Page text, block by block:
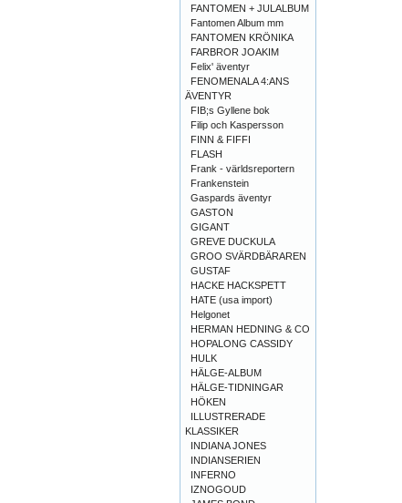
FANTOMEN + JULALBUM
Fantomen Album mm
FANTOMEN KRÖNIKA
FARBROR JOAKIM
Felix' äventyr
FENOMENALA 4:ANS
ÄVENTYR
FIB;s Gyllene bok
Filip och Kaspersson
FINN & FIFFI
FLASH
Frank - världsreportern
Frankenstein
Gaspards äventyr
GASTON
GIGANT
GREVE DUCKULA
GROO SVÄRDBÄRAREN
GUSTAF
HACKE HACKSPETT
HATE (usa import)
Helgonet
HERMAN HEDNING & CO
HOPALONG CASSIDY
HULK
HÄLGE-ALBUM
HÄLGE-TIDNINGAR
HÖKEN
ILLUSTRERADE
KLASSIKER
INDIANA JONES
INDIANSERIEN
INFERNO
IZNOGOUD